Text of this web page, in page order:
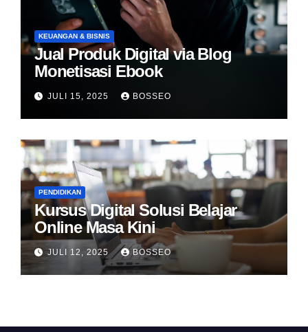
KEUANGAN & BISNIS
Jual Produk Digital via Blog
Monetisasi Ebook
JULI 15, 2025 BOSSEO
PENDIDIKAN
Kursus Digital Solusi Belajar
Online Masa Kini
JULI 12, 2025 BOSSEO